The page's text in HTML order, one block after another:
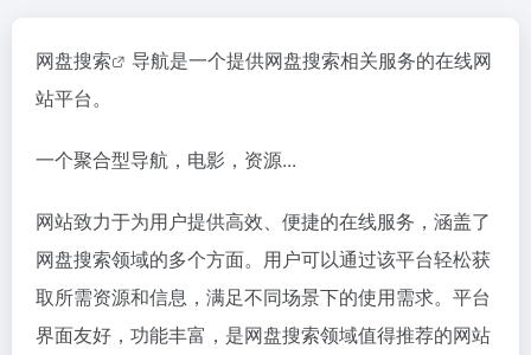
网盘搜索
导航是一个提供网盘搜索相关服务的在线网
站平台。
一个聚合型导航，电影，资源...
网站致力于为用户提供高效、便捷的在线服务，涵盖了
网盘搜索领域的多个方面。用户可以通过该平台轻松获
取所需资源和信息，满足不同场景下的使用需求。平台
界面友好，功能丰富，是网盘搜索领域值得推荐的网站